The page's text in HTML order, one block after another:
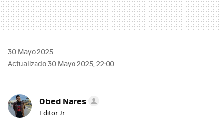
30 Mayo 2025
Actualizado 30 Mayo 2025, 22:00
Obed Nares
Editor Jr